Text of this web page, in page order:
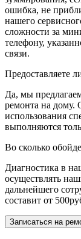
ошибка, не
нашего
сложности за
телефону,
связи.
Предоставляете
Да, мы
ремонта на дому.
использования
выполняются
Во сколько
Диагностика в
осуществлять
дальнейшего
составит от
Записаться на